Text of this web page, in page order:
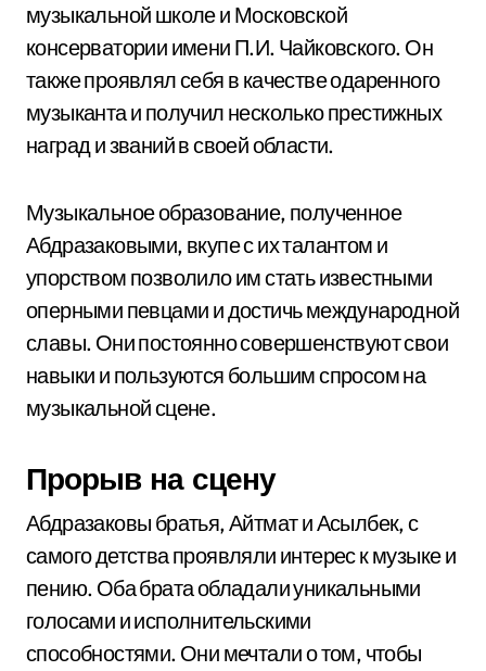
музыкальной школе и Московской
консерватории имени П.И. Чайковского. Он
также проявлял себя в качестве одаренного
музыканта и получил несколько престижных
наград и званий в своей области.
Музыкальное образование, полученное
Абдразаковыми, вкупе с их талантом и
упорством позволило им стать известными
оперными певцами и достичь международной
славы. Они постоянно совершенствуют свои
навыки и пользуются большим спросом на
музыкальной сцене.
Прорыв на сцену
Абдразаковы братья, Айтмат и Асылбек, с
самого детства проявляли интерес к музыке и
пению. Оба брата обладали уникальными
голосами и исполнительскими
способностями. Они мечтали о том, чтобы